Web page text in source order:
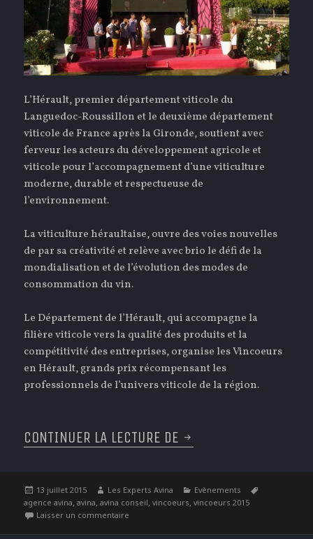
L’Hérault, premier département viticole du
Languedoc-Roussillon et le deuxième département
viticole de France après la Gironde, soutient avec
ferveur les acteurs du développement agricole et
viticole pour l’accompagnement d’une viticulture
moderne, durable et respectueuse de
l’environnement.
La viticulture héraultaise, ouvre des voies nouvelles
de par sa créativité et relève avec brio le défi de la
mondialisation et de l’évolution des modes de
consommation du vin.
Le Département de l’Hérault, qui accompagne la
filière viticole vers la qualité des produits et la
compétitivité des entreprises, organise les Vincoeurs
en Hérault, grands prix récompensant les
professionnels de l’univers viticole de la région.
CONTINUER LA LECTURE DE ET LES VINCOEURS
Publié
le
13 juillet 2015 Auteur
Les Experts Avina Catégories
Evènements
agence avina,avina,avina conseil,vincoeurs,vincoeurs 2015
Laisser un commentaire